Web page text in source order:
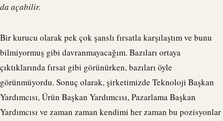
da açabilir.
Bir kurucu olarak pek çok şanslı fırsatla karşılaştım ve bunu
bilmiyormuş gibi davranmayacağım. Bazıları ortaya
çıktıklarında fırsat gibi görünürken, bazıları öyle
görünmüyordu. Sonuç olarak, şirketimizde Teknoloji Başkan
Yardımcısı, Ürün Başkan Yardımcısı, Pazarlama Başkan
Yardımcısı ve zaman zaman kendimi her zaman bu pozisyonlar